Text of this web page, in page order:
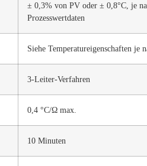
± 0,3% von PV oder ± 0,8°C, je
Prozesswertdaten
Siehe Temperatureigenschaften je
3-Leiter-Verfahren
0,4 °C/Ω max.
10 Minuten